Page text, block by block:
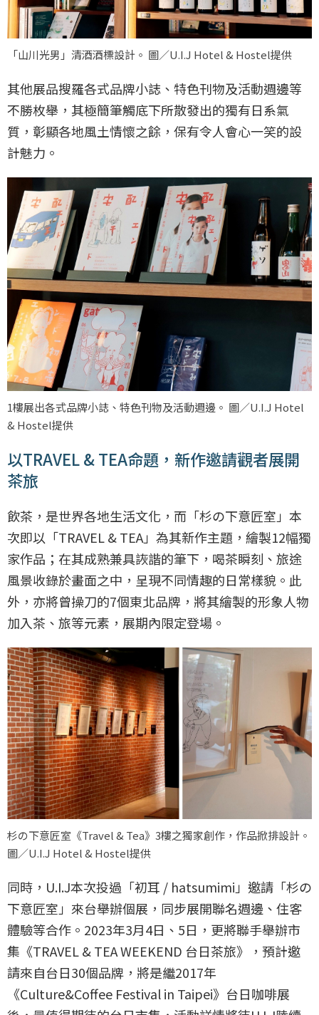
「山川光男」清酒酒標設計。 圖／U.I.J Hotel & Hostel提供
其他展品搜羅各式品牌小誌、特色刊物及活動週邊等
不勝枚舉，其極簡筆觸底下所散發出的獨有日系氣
質，彰顯各地風土情懷之餘，保有令人會心一笑的設
計魅力。
1樓展出各式品牌小誌、特色刊物及活動週邊。 圖／U.I.J Hotel
& Hostel提供
以TRAVEL & TEA命題，新作邀請觀者展開
茶旅
飲茶，是世界各地生活文化，而「杉の下意匠室」本
次即以「TRAVEL & TEA」為其新作主題，繪製12幅獨
家作品；在其成熟兼具詼諧的筆下，喝茶瞬刻、旅途
風景收錄於畫面之中，呈現不同情趣的日常樣貌。此
外，亦將曾操刀的7個東北品牌，將其繪製的形象人物
加入茶、旅等元素，展期內限定登場。
杉の下意匠室《Travel & Tea》3樓之獨家創作，作品掀排設計。
圖／U.I.J Hotel & Hostel提供
同時，U.I.J本次投過「初耳 / hatsumimi」邀請「杉の
下意匠室」來台舉辦個展，同步展開聯名週邊、住客
體驗等合作。2023年3月4日、5日，更將聯手舉辦市
集《TRAVEL & TEA WEEKEND 台日茶旅》，預計邀
請來自台日30個品牌，將是繼2017年
《Culture&Coffee Festival in Taipei》台日咖啡展